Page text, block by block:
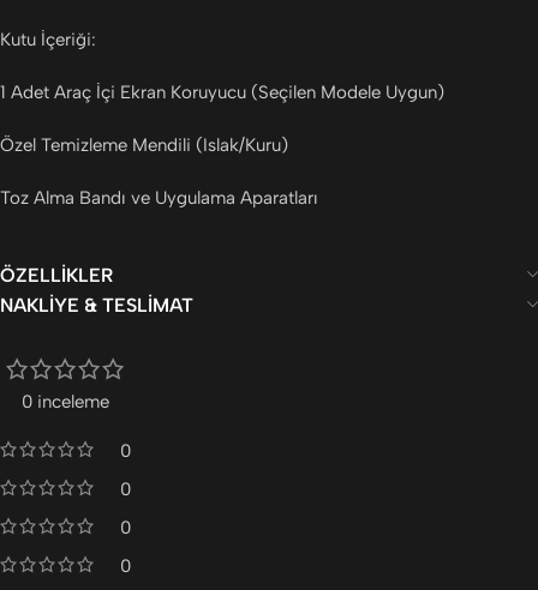
Kutu İçeriği:
1 Adet Araç İçi Ekran Koruyucu (Seçilen Modele Uygun)
Özel Temizleme Mendili (Islak/Kuru)
Toz Alma Bandı ve Uygulama Aparatları
ÖZELLIKLER
NAKLIYE & TESLIMAT
0 inceleme
0
0
0
0